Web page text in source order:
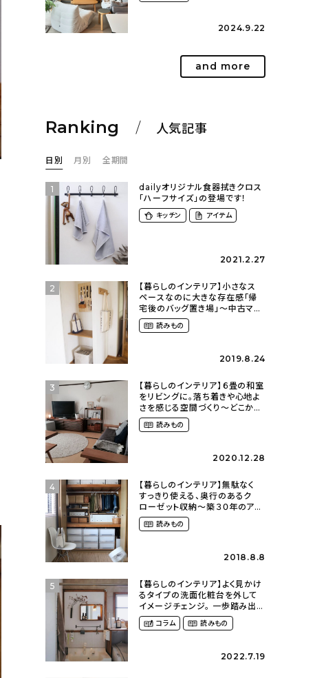
2024.9.22
and more
Ranking 人気記事
日別 月別 全期間
1
dailyオリジナル食器拭きクロス
「ハーフサイズ」の登場です！
キッチン アイテム
2021.2.27
2
【暮らしのインテリア】小さなス
ペースなのに大きな存在感「帰
宅後のバッグ置き場」～中古マン
ションリノベーションで叶えたコ
ダワリの暮らし（cocoyuko___
読みもの
2019.8.24
3
【暮らしのインテリア】６畳の和室
をリビングに。落ち着きや心地よ
さを感じる空間づくり〜どこか懐
かしい団地暮らし（fumi4511さ
ん） 読みもの
2020.12.28
4
【暮らしのインテリア】無駄なく
すっきり使える、奥行のあるク
ローゼット収納〜築３０年のア
パートにある暮らし
（mari_ppe_さん）
読みもの
2018.8.8
5
【暮らしのインテリア】よく見かけ
るタイプの洗面化粧台を外して
イメージチェンジ。 一歩踏み出し
て理想の空間へ〜築１２年の建
売住宅をDIYする暮らし
コラム 読みもの
2022.7.19